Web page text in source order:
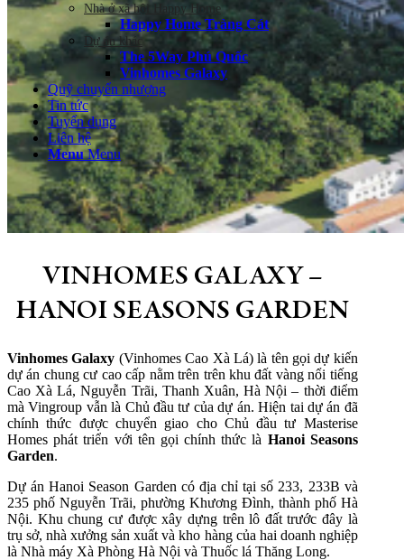
Nhà ở xã hội Happy Home
Happy Home Tràng Cát
Dự án khác
The 5Way Phú Quốc
Vinhomes Galaxy
Quỹ chuyển nhượng
Tin tức
Tuyển dụng
Liên hệ
Menu Menu
VINHOMES GALAXY –
HANOI SEASONS GARDEN
Vinhomes Galaxy (Vinhomes Cao Xà Lá) là tên gọi dự kiến
dự án chung cư cao cấp nằm trên trên khu đất vàng nổi tiếng
Cao Xà Lá, Nguyễn Trãi, Thanh Xuân, Hà Nội – thời điểm
mà Vingroup vẫn là Chủ đầu tư của dự án. Hiện tai dự án đã
chính thức được chuyển giao cho Chủ đầu tư Masterise
Homes phát triển với tên gọi chính thức là Hanoi Seasons
Garden.
Dự án Hanoi Season Garden có địa chỉ tại số 233, 233B và
235 phố Nguyễn Trãi, phường Khương Đình, thành phố Hà
Nội. Khu chung cư được xây dựng trên lô đất trước đây là
trụ sở, nhà xưởng sản xuất và kho hàng của hai doanh nghiệp
là Nhà máy Xà Phòng Hà Nội và Thuốc lá Thăng Long.